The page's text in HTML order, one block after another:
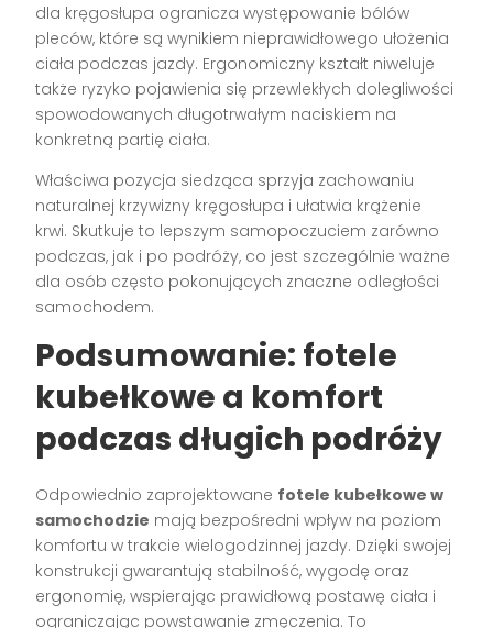
dla kręgosłupa ogranicza występowanie bólów
pleców, które są wynikiem nieprawidłowego ułożenia
ciała podczas jazdy. Ergonomiczny kształt niweluje
także ryzyko pojawienia się przewlekłych dolegliwości
spowodowanych długotrwałym naciskiem na
konkretną partię ciała.
Właściwa pozycja siedząca sprzyja zachowaniu
naturalnej krzywizny kręgosłupa i ułatwia krążenie
krwi. Skutkuje to lepszym samopoczuciem zarówno
podczas, jak i po podróży, co jest szczególnie ważne
dla osób często pokonujących znaczne odległości
samochodem.
Podsumowanie: fotele
kubełkowe a komfort
podczas długich podróży
Odpowiednio zaprojektowane fotele kubełkowe w
samochodzie mają bezpośredni wpływ na poziom
komfortu w trakcie wielogodzinnej jazdy. Dzięki swojej
konstrukcji gwarantują stabilność, wygodę oraz
ergonomię, wspierając prawidłową postawę ciała i
ograniczając powstawanie zmęczenia. To